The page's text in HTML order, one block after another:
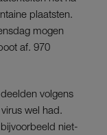
plaatsten.
mogen
af. 970
volgens
wel had.
niet-